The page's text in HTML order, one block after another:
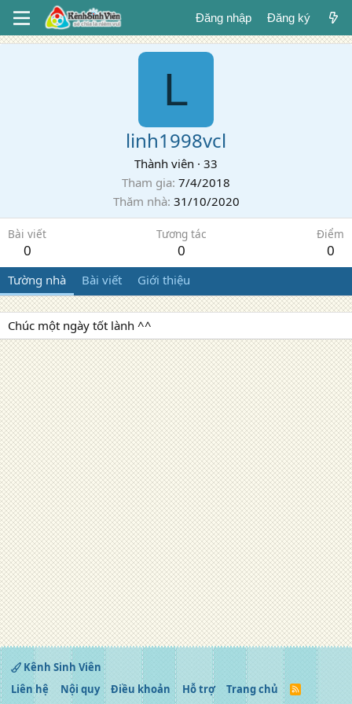
Đăng nhập Đăng ký
L
linh1998vcl
Thành viên · 33
Tham gia 7/4/2018
Thăm nhà 31/10/2020
Bài viết
0
Tương tác
0
Điểm
0
Tường nhà Bài viết Giới thiệu
Chúc một ngày tốt lành ^^
Kênh Sinh Viên
Liên hệ
Nội quy Điều khoản Hỗ trợ Trang chủ
R